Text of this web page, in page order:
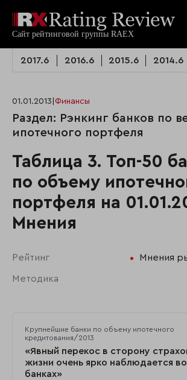
2017.6 2016.6 2015.6 2014.6
01.01.2013 Финансы
Раздел: Рэнкинг банков по
ипотечного портфеля
Таблица 3. Топ-50
по объему
портфеля на
Мнения
Рейтинг Мнения
Методика
Крупнейшие банки по объему ипотечного
кредитования/2013
«Явный перекос в сторону
жизни очень ярко наблюдается
банках»